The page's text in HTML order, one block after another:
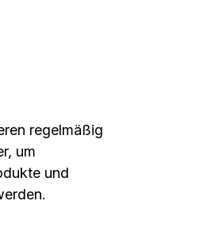
regelmäßig
um
und